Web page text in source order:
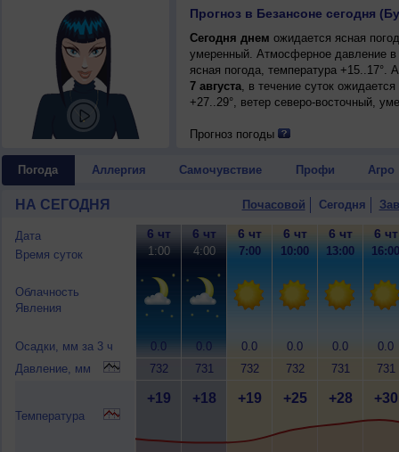
Прогноз в Безансоне сегодня
Сегодня днем ожидается ясная
умеренный. Атмосферное давление
ясная погода, температура
7 августа, в течение суток
+27..29°, ветер северо-восточный,
Прогноз погоды
Погода Аллергия Самочувствие Профи Агро
НА СЕГОДНЯ Почасовой Сегодня
Дата
Время суток
Облачность
Явления
Осадки, мм за 3 ч
Давление, мм
Температура
6 чт
1:00
0.0
732
+19
6 чт
4:00
0.0
731
+18
6 чт
7:00
0.0
732
+19
6 чт
10:00
0.0
732
+25
6 чт
13:00
0.0
731
+28
6 чт
16:00
0.0
731
+30